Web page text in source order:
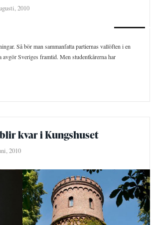
2010
Så bör man sammanfatta partiernas vallöften i en
avgör Sveriges framtid. Men studentkårerna har
kvar i Kungshuset
2010